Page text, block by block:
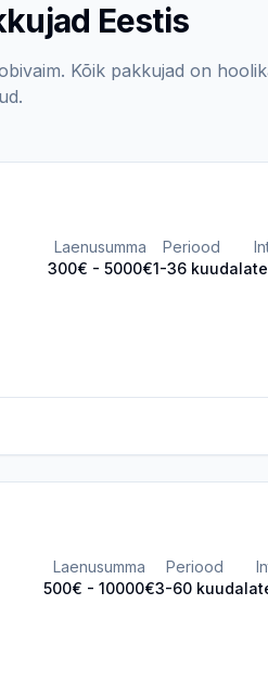
Eestis
Kõik pakkujad on
Laenusumma
300€ - 5000€
Periood
1-36 kuud
Laenusumma
500€ - 10000€
Periood
3-60 kuud